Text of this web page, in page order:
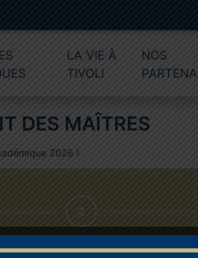
LA VIE À
TIVOLI
NOS
DES MAÎTRES
2026 !